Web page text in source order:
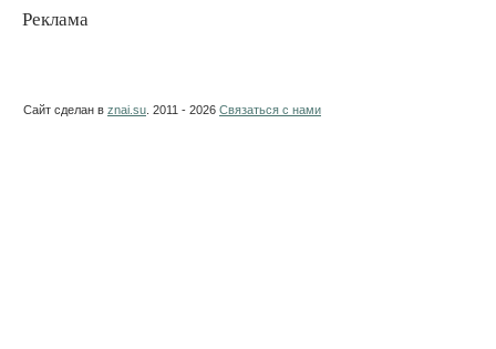
Реклама
Сайт сделан в znai.su . 2011 - 2026 Связаться с нами